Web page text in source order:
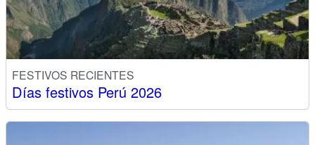
FESTIVOS RECIENTES
Días festivos Perú 2026